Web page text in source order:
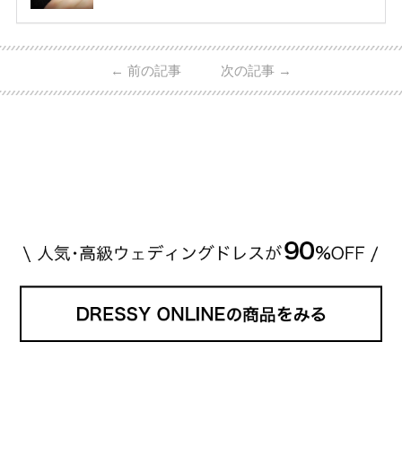
高品質の宝石を扱っています。 至高のデザインと品
ん・魔裟斗さんの婚約指輪 魔裟斗さんが矢沢さんに
贈られた指輪は1カラットのものです。 ショーメの価
← 前の記事 次の記事 →